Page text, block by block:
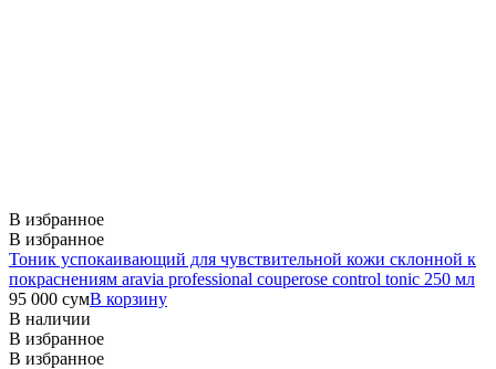
В избранное
В избранное
Тоник успокаивающий для чувствительной кожи склонной к
покраснениям aravia professional couperose control tonic 250 мл
95 000 сумВ корзину
В наличии
В избранное
В избранное